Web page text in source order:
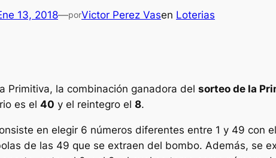
13, 2018—porVictor Perez Vasen Loterias
Primitiva, la combinación ganadora del sorteo de la
es el 40 y el reintegro el 8.
en elegir 6 números diferentes entre 1 y 49 con
de las 49 que se extraen del bombo. Además, se